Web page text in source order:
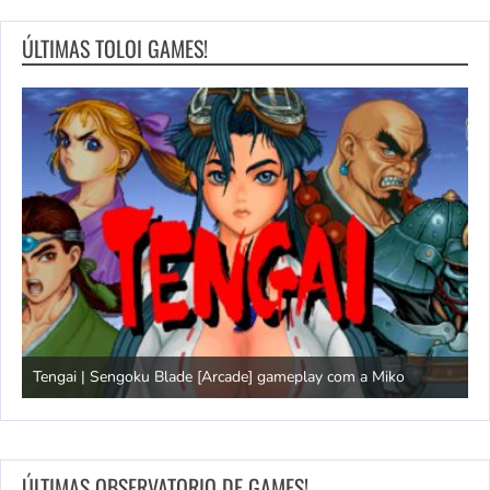
ÚLTIMAS TOLOI GAMES!
Tengai | Sengoku Blade [Arcade] gameplay com a Miko